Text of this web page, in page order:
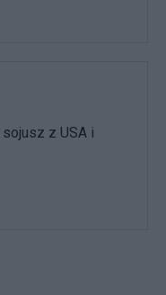
sojusz z USA i